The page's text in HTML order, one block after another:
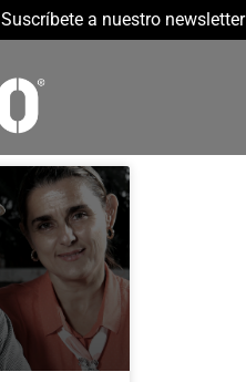
Suscríbete a nuestro newsletter